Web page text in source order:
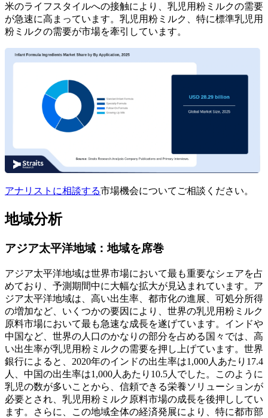
米のライフスタイルへの接触により、乳児用粉ミルクの需要
が急速に高まっています。乳児用粉ミルク、特に標準乳児用
粉ミルクの需要が市場を牽引しています。
アナリストに相談する市場機会についてご相談ください。
地域分析
アジア太平洋地域：地域を席巻
アジア太平洋地域は世界市場において最も重要なシェアを占
めており、予測期間中に大幅な拡大が見込まれています。ア
ジア太平洋地域は、高い出生率、都市化の進展、可処分所得
の増加など、いくつかの要因により、世界の乳児用粉ミルク
原料市場において最も急速な成長を遂げています。インドや
中国など、世界の人口のかなりの部分を占める国々では、高
い出生率が乳児用粉ミルクの需要を押し上げています。世界
銀行によると、2020年のインドの出生率は1,000人あたり17.4
人、中国の出生率は1,000人あたり10.5人でした。このように
乳児の数が多いことから、信頼できる栄養ソリューションが
必要とされ、乳児用粉ミルク原料市場の成長を後押ししてい
ます。さらに、この地域全体の経済発展により、特に都市部